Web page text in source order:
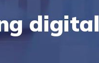
digital